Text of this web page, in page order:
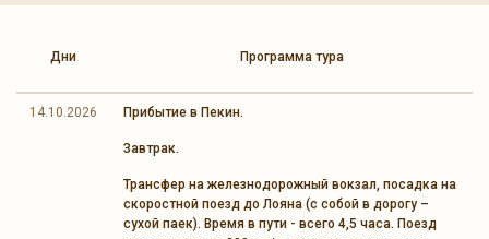
Дни Программа тура
14.10.2026 Прибытие в Пекин.
Завтрак.
Трансфер на железнодорожный вокзал, посадка на
скоростной поезд до Лояна (с собой в дорогу –
сухой паек). Время в пути - всего 4,5 часа. Поезд